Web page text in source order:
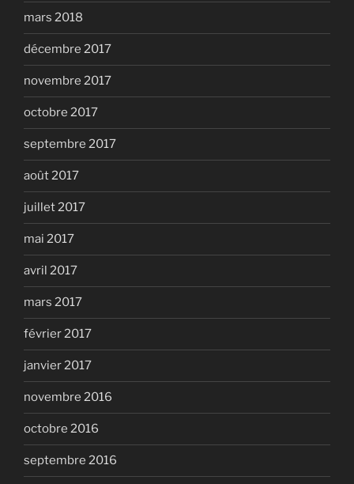
mars 2018
décembre 2017
novembre 2017
octobre 2017
septembre 2017
août 2017
juillet 2017
mai 2017
avril 2017
mars 2017
février 2017
janvier 2017
novembre 2016
octobre 2016
septembre 2016